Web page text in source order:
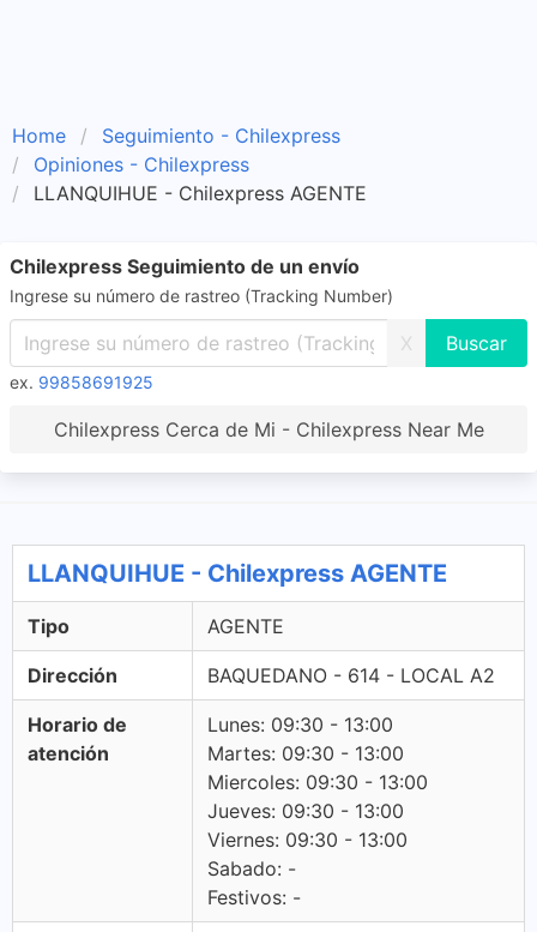
Home
Seguimiento - Chilexpress
Opiniones - Chilexpress
LLANQUIHUE - Chilexpress AGENTE
Chilexpress Seguimiento de un envío
Ingrese su número de rastreo (Tracking Number)
X
ex. 99858691925
Chilexpress Cerca de Mi - Chilexpress Near Me
LLANQUIHUE - Chilexpress AGENTE
Tipo AGENTE
Dirección BAQUEDANO - 614 - LOCAL A2
Horario de
atención
Lunes: 09:30 - 13:00
Martes: 09:30 - 13:00
Miercoles: 09:30 - 13:00
Jueves: 09:30 - 13:00
Viernes: 09:30 - 13:00
Sabado: -
Festivos: -